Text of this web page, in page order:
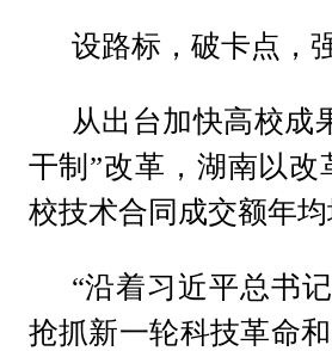
设路标，破卡点，
从出台加快高校成
干制”改革，湖南以改
校技术合同成交额年
“沿着习近平总书
抢抓新一轮科技革命